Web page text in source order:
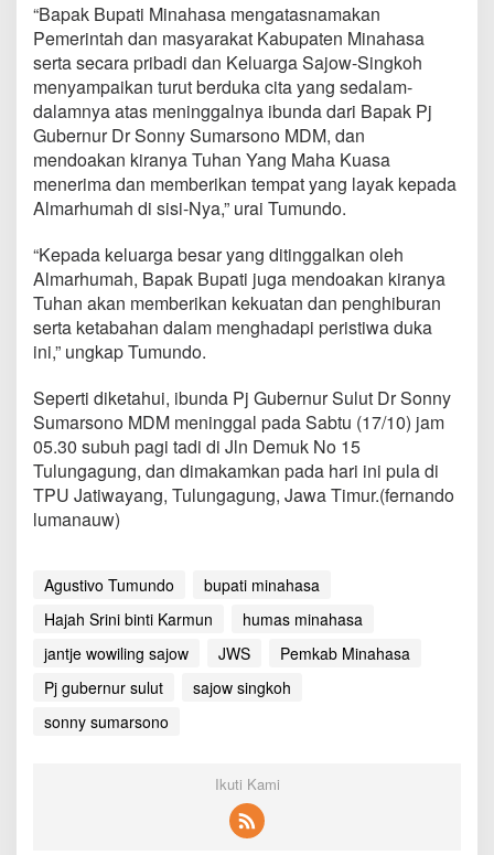
a
n
T
u
r
u
B
e
r
d
k
a
M
e
n
g
g
a
l
n
y
a
d
a
P
“Bapak Bupati Minahasa mengatasnamakan
Pemerintah dan masyarakat Kabupaten Minahasa
serta secara pribadi dan Keluarga Sajow-Singkoh
menyampaikan turut berduka cita yang sedalam-
dalamnya atas meninggalnya ibunda dari Bapak Pj
Gubernur Dr Sonny Sumarsono MDM, dan
mendoakan kiranya Tuhan Yang Maha Kuasa
menerima dan memberikan tempat yang layak kepada
Almarhumah di sisi-Nya,” urai Tumundo.
“Kepada keluarga besar yang ditinggalkan oleh
Almarhumah, Bapak Bupati juga mendoakan kiranya
Tuhan akan memberikan kekuatan dan penghiburan
serta ketabahan dalam menghadapi peristiwa duka
ini,” ungkap Tumundo.
Seperti diketahui, ibunda Pj Gubernur Sulut Dr Sonny
Sumarsono MDM meninggal pada Sabtu (17/10) jam
05.30 subuh pagi tadi di Jln Demuk No 15
Tulungagung, dan dimakamkan pada hari ini pula di
TPU Jatiwayang, Tulungagung, Jawa Timur.(fernando
lumanauw)
Agustivo Tumundo
bupati minahasa
Hajah Srini binti Karmun
humas minahasa
jantje wowiling sajow
JWS
Pemkab Minahasa
Pj gubernur sulut
sajow singkoh
sonny sumarsono
Ikuti Kami